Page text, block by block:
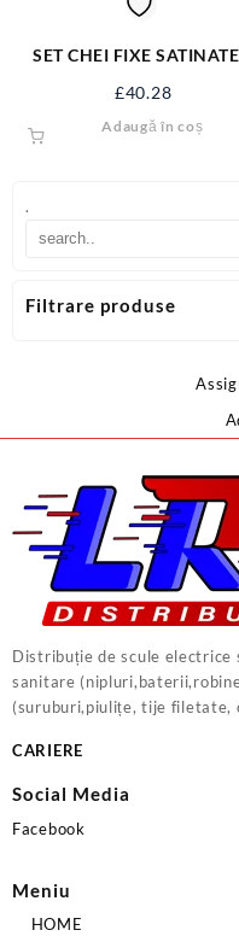
.
Filtrare produse
SET CHEI FIXE
£40.28
Adaugă în coș
Distribuție de scule electrice
sanitare
(suruburi,piulițe, tije filetate,
CARIERE
Social Media
Facebook
Meniu
HOME